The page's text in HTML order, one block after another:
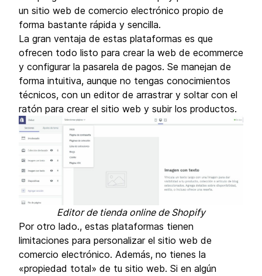
un sitio web de comercio electrónico propio de
forma bastante rápida y sencilla.
La gran ventaja de estas plataformas es que
ofrecen todo listo para crear la web de ecommerce
y configurar la pasarela de pagos. Se manejan de
forma intuitiva, aunque no tengas conocimientos
técnicos, con un editor de arrastrar y soltar con el
ratón para crear el sitio web y subir los productos.
Editor de tienda online de Shopify
Por otro lado., estas plataformas tienen
limitaciones para personalizar el sitio web de
comercio electrónico. Además, no tienes la
«propiedad total» de tu sitio web. Si en algún